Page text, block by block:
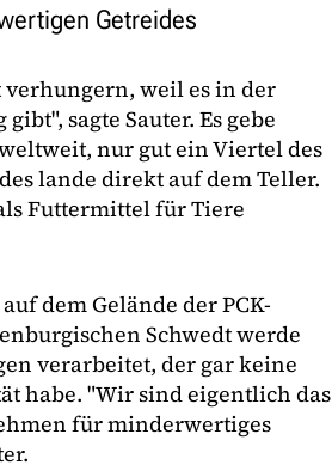
Getreides
weil es in der
sagte Sauter. Es gebe
nur gut ein Viertel des
lande direkt auf dem Teller.
Futtermittel für Tiere
dem Gelände der PCK-
Schwedt werde
verarbeitet, der gar keine
habe. "Wir sind eigentlich das
für minderwertiges